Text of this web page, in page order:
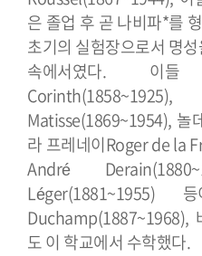
은 졸업 후 곧 나비파*를
초기의 실험장으로서 명
속에서였다. 이들
Matisse(1869~1954),
라 프레네이Roger de la
André
Léger(1881~1955)
Duchamp(1887~1968),
도 이 학교에서 수학했다.